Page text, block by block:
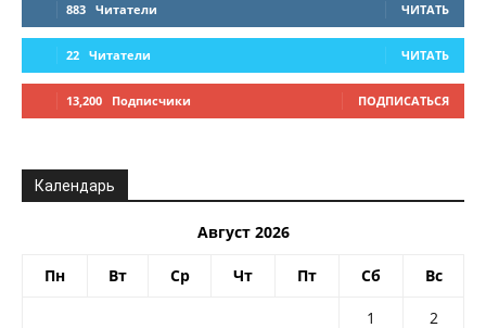
883 Читатели ЧИТАТЬ
22 Читатели ЧИТАТЬ
13,200 Подписчики ПОДПИСАТЬСЯ
Календарь
Август 2026
Пн Вт Ср Чт Пт Сб Вс
1 2